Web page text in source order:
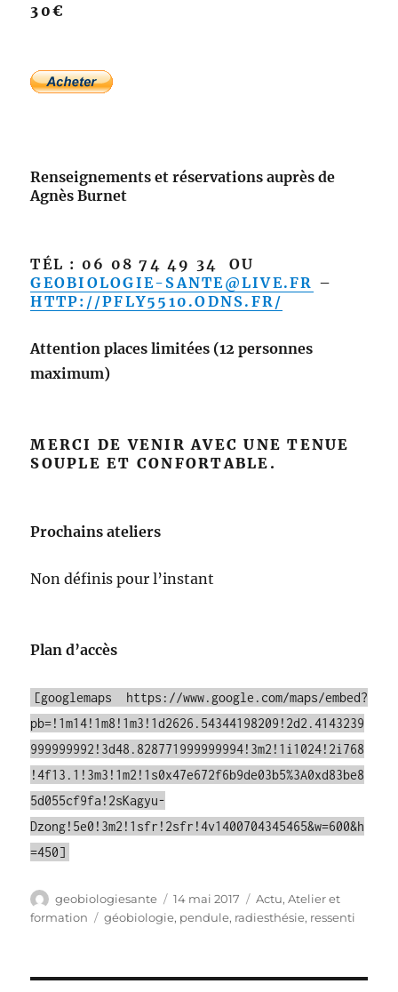
30€
Renseignements et réservations auprès de
Agnès Burnet
TÉL : 06 08 74 49 34 OU
GEOBIOLOGIE-SANTE@LIVE.FR –
HTTP://PFLY5510.ODNS.FR/
Attention places limitées (12 personnes
maximum)
MERCI DE VENIR AVEC UNE TENUE
SOUPLE ET CONFORTABLE.
Prochains ateliers
Non définis pour l’instant
Plan d’accès
[googlemaps https://www.google.com/maps/embed?
pb=!1m14!1m8!1m3!1d2626.54344198209!2d2.4143239
999999992!3d48.828771999999994!3m2!1i1024!2i768
!4f13.1!3m3!1m2!1s0x47e672f6b9de03b5%3A0xd83be8
5d055cf9fa!2sKagyu-
Dzong!5e0!3m2!1sfr!2sfr!4v1400704345465&w=600&h
=450]
Auteur
geobiologiesante
Publié
le
14 mai 2017 Catégories
Actu,Atelier et
formation
Étiquettes
géobiologie, pendule, radiesthésie, ressenti